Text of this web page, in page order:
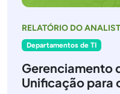
RELATÓRIO DO
Departamentos de TI
Gerenciamento
Unificação para